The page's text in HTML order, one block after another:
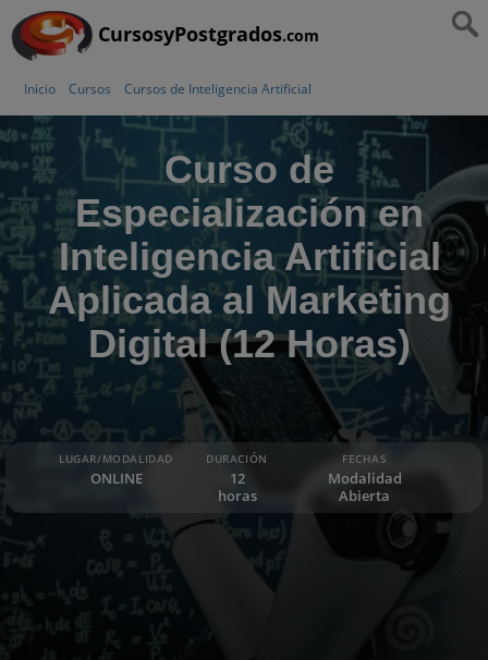
CursosyPostgrados.com
Inicio Cursos Cursos de Inteligencia Artificial
Curso de
Especialización en
Inteligencia Artificial
Aplicada al Marketing
Digital (12 Horas)
LUGAR/MODALIDAD
ONLINE
DURACIÓN
12
horas
FECHAS
Modalidad
Abierta